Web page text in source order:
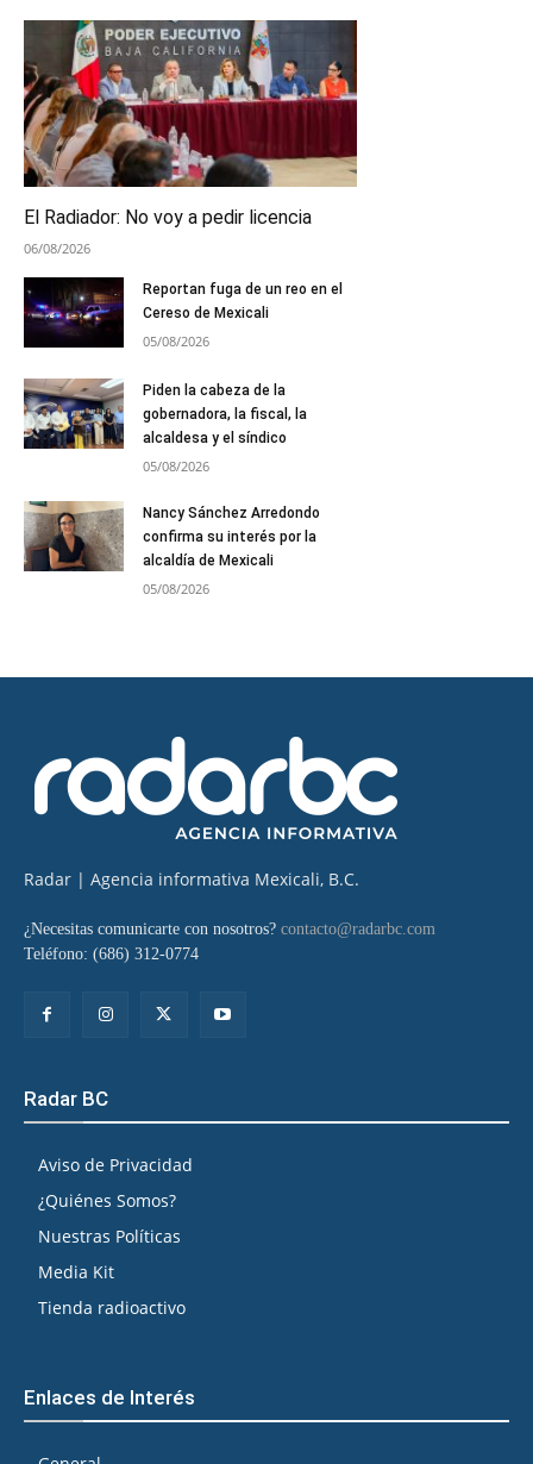
El Radiador: No voy a pedir licencia
06/08/2026
Reportan fuga de un reo en el
Cereso de Mexicali
05/08/2026
Piden la cabeza de la
gobernadora, la fiscal, la
alcaldesa y el síndico
05/08/2026
Nancy Sánchez Arredondo
confirma su interés por la
alcaldía de Mexicali
05/08/2026
Radar | Agencia informativa Mexicali, B.C.
¿Necesitas comunicarte con nosotros? contacto@radarbc.com
Teléfono: (686) 312-0774
Radar BC
Aviso de Privacidad
¿Quiénes Somos?
Nuestras Políticas
Media Kit
Tienda radioactivo
Enlaces de Interés